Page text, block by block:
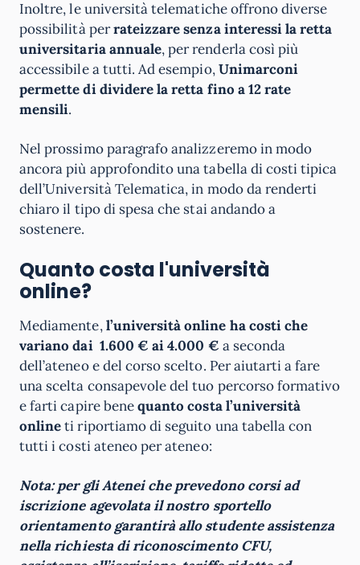
Inoltre, le università telematiche offrono diverse
possibilità perrateizzare senza interessi la retta
universitaria annuale, per renderla così più
accessibile a tutti. Ad esempio,Unimarconi
permette di dividere la retta fino a 12 rate
mensili.
Nel prossimo paragrafo analizzeremo in modo
ancora più approfondito una tabella di costi tipica
dell’Università Telematica, in modo da renderti
chiaro il tipo di spesa che stai andando a
sostenere.
Quanto costa l'università
online?
Mediamente,l’università online ha costi che
variano dai 1.600 € ai 4.000 € a seconda
dell’ateneo e del corso scelto. Per aiutarti a fare
una scelta consapevole del tuo percorso formativo
e farti capire benequanto costa l’università
onlineti riportiamo di seguito una tabella con
tutti i costi ateneo per ateneo:
Nota: per gli Atenei che prevedono corsi ad
iscrizione agevolata il nostro sportello
orientamento garantirà allo studente assistenza
nella richiesta di riconoscimento CFU,